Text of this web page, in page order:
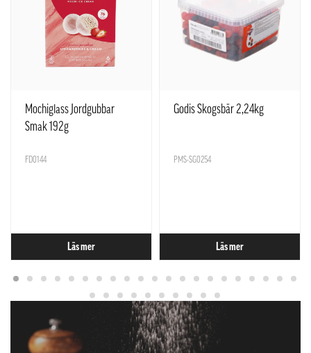
Mochiglass Jordgubbar
Smak 192g
FD0144
Läs mer
Godis Skogsbär 2,24kg
PMS-SG0254
Läs mer